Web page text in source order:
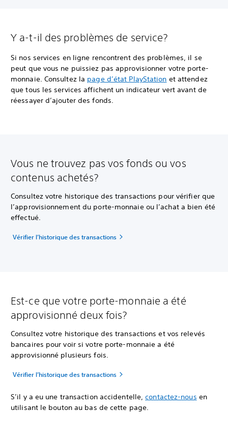
Y a-t-il des problèmes de service?
Si nos services en ligne rencontrent des problèmes, il se
peut que vous ne puissiez pas approvisionner votre porte-
monnaie. Consultez la page d’état PlayStation et attendez
que tous les services affichent un indicateur vert avant de
réessayer d’ajouter des fonds.
Vous ne trouvez pas vos fonds ou vos
contenus achetés?
Consultez votre historique des transactions pour vérifier que
l’approvisionnement du porte-monnaie ou l’achat a bien été
effectué.
Vérifier l’historique des transactions
Est-ce que votre porte-monnaie a été
approvisionné deux fois?
Consultez votre historique des transactions et vos relevés
bancaires pour voir si votre porte-monnaie a été
approvisionné plusieurs fois.
Vérifier l’historique des transactions
S’il y a eu une transaction accidentelle,contactez-nous en
utilisant le bouton au bas de cette page.